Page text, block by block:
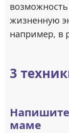
жизненную
например, в
3
маме